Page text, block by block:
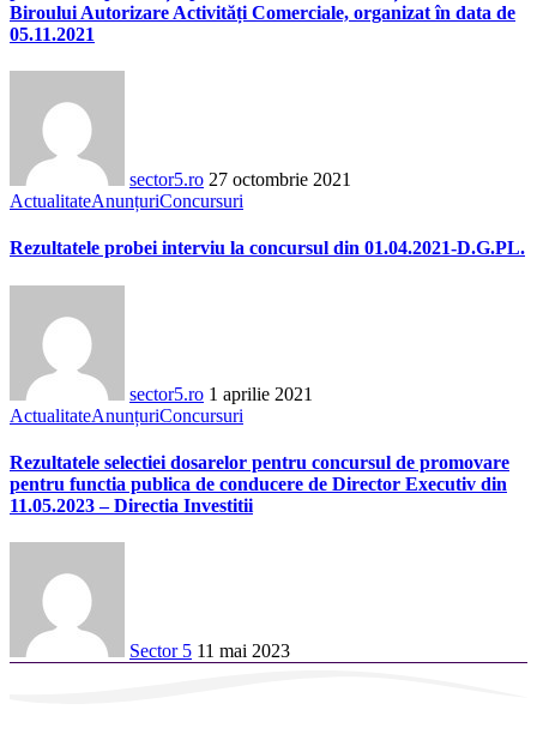
Biroului Autorizare Activități Comerciale, organizat în data de
05.11.2021
sector5.ro 27 octombrie 2021
ActualitateAnunțuriConcursuri
Rezultatele probei interviu la concursul din 01.04.2021-D.G.PL.
sector5.ro 1 aprilie 2021
ActualitateAnunțuriConcursuri
Rezultatele selectiei dosarelor pentru concursul de promovare
pentru functia publica de conducere de Director Executiv din
11.05.2023 – Directia Investitii
Sector 5 11 mai 2023